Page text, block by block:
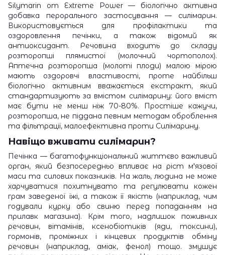
Silymarin от Extreme Power— біологічно активна
добавка перорального застосування — силімарин.
Використовується для профілактики та
оздоровлення печінки, а також відомий як
антиоксидант. Речовина входить до складу
розторопші плямистої (молочний чортополох).
Аптечна розторопша (молоті плоди) малою мірою
мають оздоровчі властивості, проте найбільш
біологічно активним вважається екстракт, який
стандартизують за вмістом силімарину: його вміст
має бути не менш ніж 70-80%. Простіше кажучи,
розторопша, не піддана певним методам оброблення
та фільтрації, малоефективна проти Силімарину.
Навіщо вживати силімарин?
Печінка — багатофункціональний життєво важливий
орган, який безпосередньо впливає на ріст м'язової
маси та силових показників. На жаль, людина не може
харчуватися похитнувато та регулювати кожен
грам заведеної їжі, а також її якість (наприклад, чим
годували курку або свиню перед попаданням на
прилавк магазина). Крім того, надлишок поживних
речовин, вітамінів, ксенобіотиків (яди, токсини),
гормонів, проміжних і кінцевих продуктів обміну
речовин (наприклад, аміак, фенол) тощо. змушує